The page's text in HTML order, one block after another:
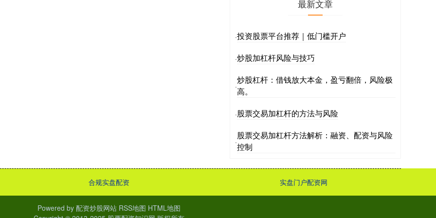
最新文章
·投资股票平台推荐｜低门槛开户
·炒股加杠杆风险与技巧
·
炒股杠杆：借钱放大本金，盈亏翻倍，风险极
高。
·股票交易加杠杆的方法与风险
·
股票交易加杠杆方法解析：融资、配资与风险
控制
合规实盘配资 实盘门户配资网
Powered by 配资炒股网站 RSS地图 HTML地图